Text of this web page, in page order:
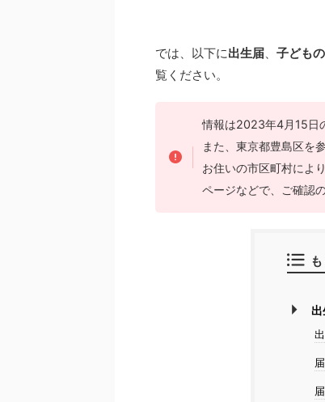
では、以下に出生届、 子ども
覧ください。
情報は2023年4月15日
また、東京都豊島区を
お住いの市区町村によ
ページなどで、ご確認